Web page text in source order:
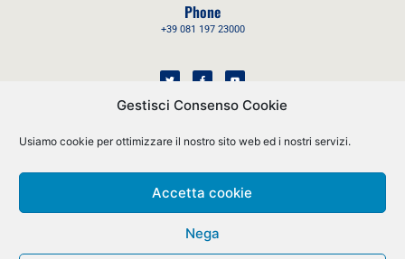
Gestisci Consenso Cookie
Usiamo cookie per ottimizzare il nostro sito web ed i nostri servizi.
Accetta cookie
Nega
Phone
+39 081 197 23000
Mail
info@assoprovider.it
© All rights reserved 2021 Assoprovider CF 97169770589 - P.IVA